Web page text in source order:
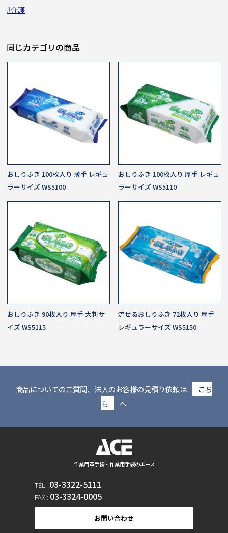
#介護
同じカテゴリの商品
おしりふき 100枚入り 薄手 レギュ
ラーサイズ WS5100
おしりふき 100枚入り 厚手 レギュ
ラーサイズ WS5110
おしりふき 90枚入り 厚手 大判サ
イズ WS5115
流せるおしりふき 72枚入り 厚手
レギュラーサイズ WS5150
商品についてのご質問、法人のお客様の見積り依頼は
こち
ら
へ
作業用革手袋・作業用手袋のエース
TEL : 03-3322-5111
FAX : 03-3324-0005
お問い合わせ